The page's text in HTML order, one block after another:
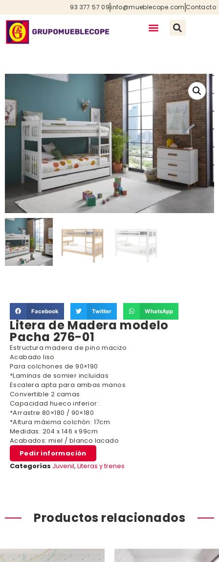
93 377 57 09info@mueblecope.com Contacto
Facebook Twitter WhatsApp
Litera de Madera modelo
Pacha 276-01
Estructura madera de pino macizo
Acabado liso
Para colchones de 90×190
*Laminas de somier incluidas
Escalera apta para ambas manos
Convertible 2 camas
Capacidad hueco inferior:
*Arrastre 80×180 / 90×180
*Altura máxima colchón: 17cm
Medidas: 204 x 146 x 99cm
Acabados: miel / blanco lacado
Pedir información
Categorías Juvenil, Literas y trenes
Productos relacionados